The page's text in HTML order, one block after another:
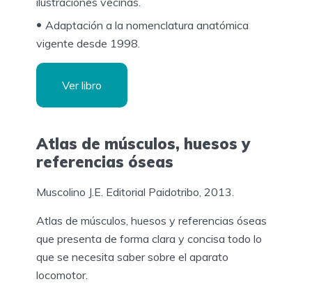
Adaptación a la nomenclatura anatómica
vigente desde 1998.
Ver libro
Atlas de músculos, huesos y
referencias óseas
Muscolino J.E. Editorial Paidotribo, 2013.
Atlas de músculos, huesos y referencias óseas
que presenta de forma clara y concisa todo lo
que se necesita saber sobre el aparato
locomotor.